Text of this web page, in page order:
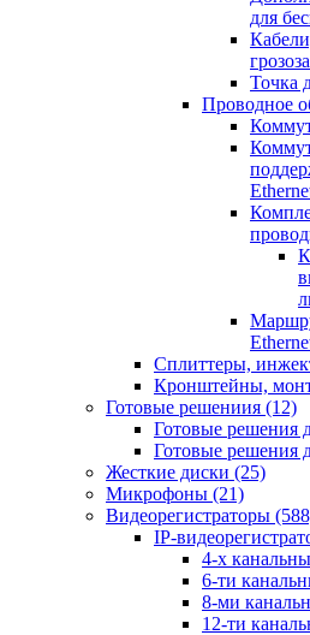
для
Точка
Проводное
Сплиттеры,
Кронштейны,
Готовые решениия (12)
Готовые
Готовые
Жесткие диски (25)
Микрофоны (21)
Видеорегистраторы
IP-
4-х
6-ти
8-ми
12-ти